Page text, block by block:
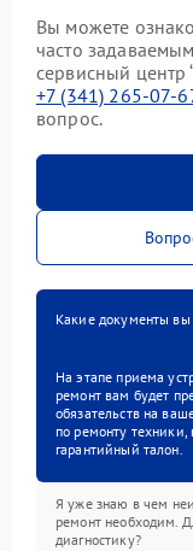
Вы можете
часто
сервисный центр
+7 (341) 265-07-
вопрос.
Какие документы вы
На этапе приема
ремонт вам будет
обязательств на
по ремонту
гарантийный талон.
Я уже знаю в чем
ремонт необходим.
диагностику?